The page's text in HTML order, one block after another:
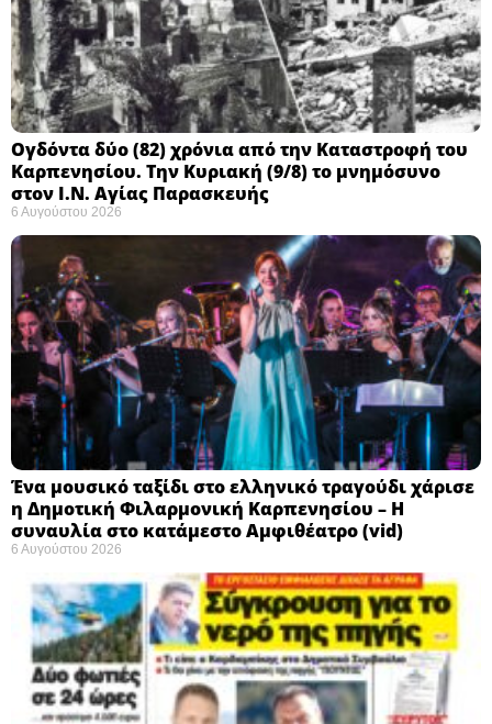
Ογδόντα δύο (82) χρόνια από την Καταστροφή του
Καρπενησίου. Την Κυριακή (9/8) το μνημόσυνο
στον Ι.Ν. Αγίας Παρασκευής
6 Αυγούστου 2026
Ένα μουσικό ταξίδι στο ελληνικό τραγούδι χάρισε
η Δημοτική Φιλαρμονική Καρπενησίου – Η
συναυλία στο κατάμεστο Αμφιθέατρο (vid)
6 Αυγούστου 2026